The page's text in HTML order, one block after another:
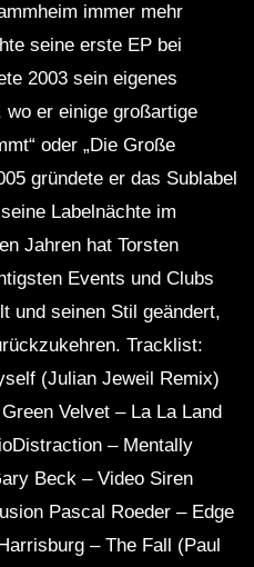
immer mehr
seine erste EP bei
2003 sein eigenes
er einige großartige
oder „Die Große
gründete er das Sublabel
Labelnächte im
Jahren hat Torsten
Events und Clubs
und seinen Stil geändert,
Tracklist:
(Julian Jeweil Remix)
Velvet – La La Land
– Mentally
Beck – Video Siren
Pascal Roeder – Edge
– The Fall (Paul